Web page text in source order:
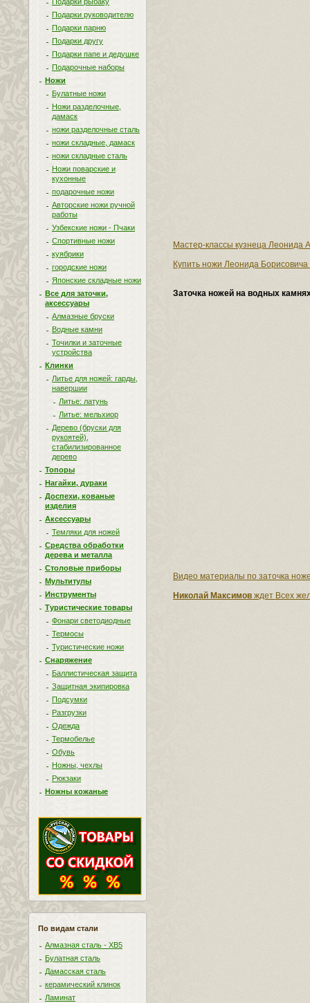
Подарки руководителю
Подарки парню
Подарки другу
Подарки папе и дедушке
Подарочные наборы
Ножи
Булатные ножи
Ножи разделочные,
дамаск
ножи разделочные сталь
ножи складные, дамаск
ножи складные сталь
Ножи поварские и
кухонные
подарочные ножи
Авторские ножи ручной
работы
Узбекские ножи - Пчаки
Спортивные ножи
куябрики
городские ножи
Японские складные ножи
Все для заточки,
аксессуары
Алмазные бруски
Водные камни
Точилки и заточные
устройства
Клинки
Литье для ножей: гарды,
навершии
Литье: латунь
Литье: мельхиор
Дерево (бруски для
рукоятей),
стабилизированное
дерево
Топоры
Нагайки, дураки
Доспехи, кованые
изделия
Аксессуары
Темляки для ножей
Средства обработки
дерева и металла
Столовые приборы
Мультитулы
Инструменты
Туристические товары
Фонари светодиодные
Термосы
Туристические ножи
Снаряжение
Баллистическая защита
Защитная экипировка
Подсумки
Разгрузки
Одежда
Термобелье
Обувь
Ножны, чехлы
Рюкзаки
Ножны кожаные
По видам стали
Алмазная сталь - ХВ5
Булатная сталь
Дамасская сталь
керамический клинок
Ламинат
Мастер-классы кузнеца Леонида
Купить ножи Леонида Борисовича
Заточка ножей на водных
Видео материалы по заточка
Николай Максимов ждет Всех